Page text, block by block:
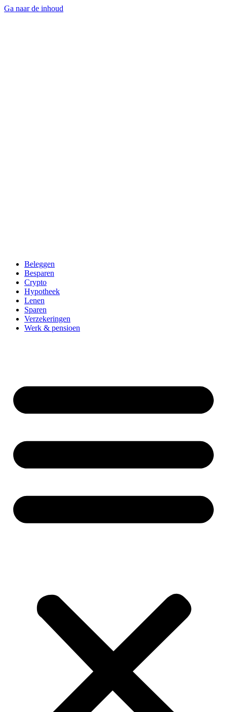
Ga naar de inhoud
Beleggen
Besparen
Crypto
Hypotheek
Lenen
Sparen
Verzekeringen
Werk & pensioen